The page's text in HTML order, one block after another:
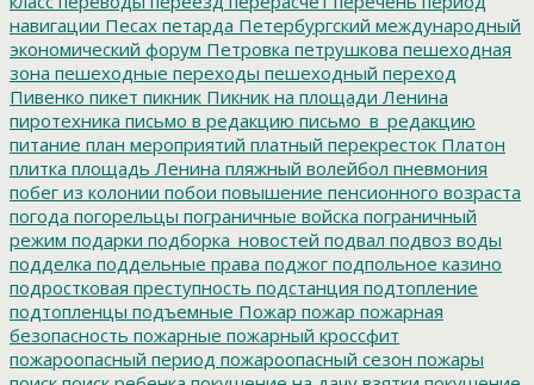
навигации Песах петарда Петербургский международный
экономический форум Петровка петрушкова пешеходная
зона пешеходные переходы пешеходный переход
Пивенко пикет пикник Пикник на площади Ленина
пиротехника письмо в редакцию письмо_в_редакцию
питание план мероприятий платный перекресток Платон
плитка площадь Ленина пляжный волейбол пневмония
побег из колонии побои повышение пенсионного возраста
погода погорельцы пограничные войска пограничный
режим подарки подборка_новостей подвал подвоз воды
подделка поддельные права поджог подпольное казино
подростковая преступность подстанция подтопление
подтопленцы подъемные Пожар пожар пожарная
безопасность пожарные пожарный кроссфит
пожароопасный период пожароопасный сезон пожары